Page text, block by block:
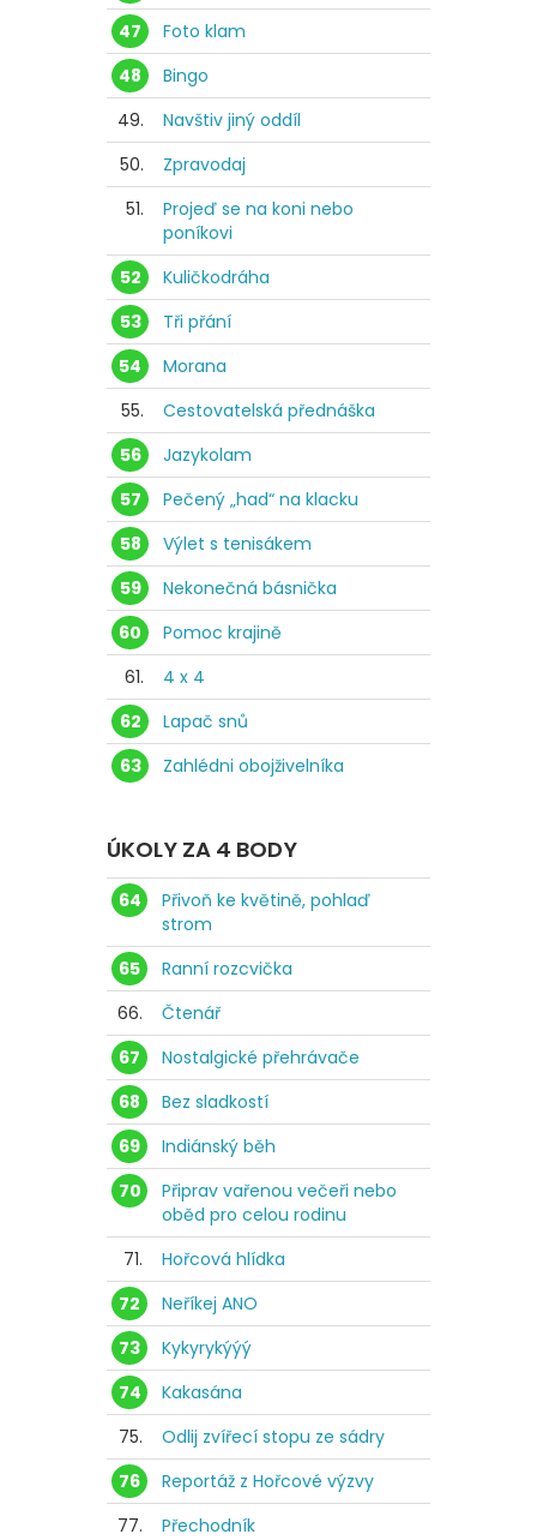
47
Foto klam
48
Bingo
49.
Navštiv jiný oddíl
50.
Zpravodaj
51.
Projeď se na koni nebo
poníkovi
52
Kuličkodráha
53
Tři přání
54
Morana
55.
Cestovatelská přednáška
56
Jazykolam
57
Pečený „had“ na klacku
58
Výlet s tenisákem
59
Nekonečná básnička
60
Pomoc krajině
61.
4 x 4
62
Lapač snů
63
Zahlédni obojživelníka
ÚKOLY ZA 4 BODY
64
Přivoň ke květině, pohlaď
strom
65
Ranní rozcvička
66.
Čtenář
67
Nostalgické přehrávače
68
Bez sladkostí
69
Indiánský běh
70
Připrav vařenou večeři nebo
oběd pro celou rodinu
71.
Hořcová hlídka
72
Neříkej ANO
73
Kykyrykýýý
74
Kakasána
75.
Odlij zvířecí stopu ze sádry
76
Reportáž z Hořcové výzvy
77.
Přechodník